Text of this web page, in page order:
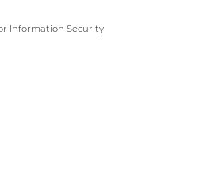
Information Security